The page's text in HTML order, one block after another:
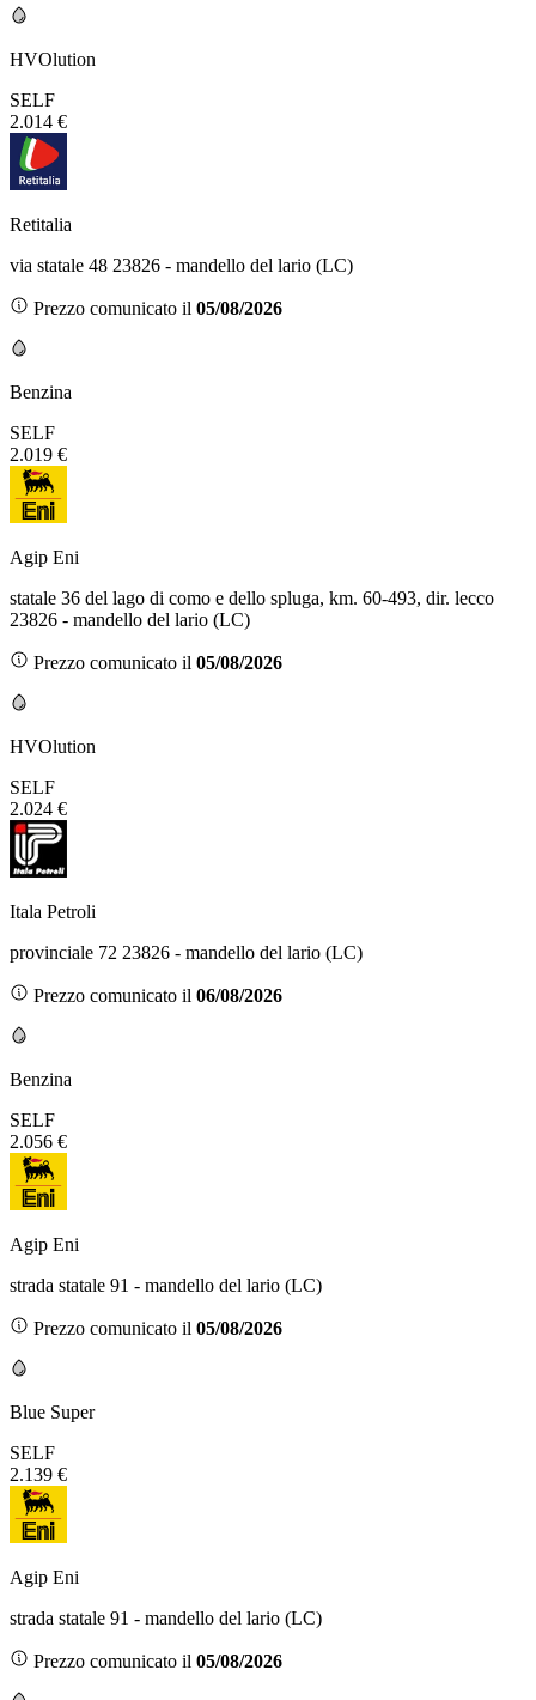
HVOlution
SELF
2.014 €
Retitalia
via statale 48 23826 - mandello del lario (LC)
Prezzo comunicato il 05/08/2026
Benzina
SELF
2.019 €
Agip Eni
statale 36 del lago di como e dello spluga, km. 60-493, dir. lecco
23826 - mandello del lario (LC)
Prezzo comunicato il 05/08/2026
HVOlution
SELF
2.024 €
Itala Petroli
provinciale 72 23826 - mandello del lario (LC)
Prezzo comunicato il 06/08/2026
Benzina
SELF
2.056 €
Agip Eni
strada statale 91 - mandello del lario (LC)
Prezzo comunicato il 05/08/2026
Blue Super
SELF
2.139 €
Agip Eni
strada statale 91 - mandello del lario (LC)
Prezzo comunicato il 05/08/2026